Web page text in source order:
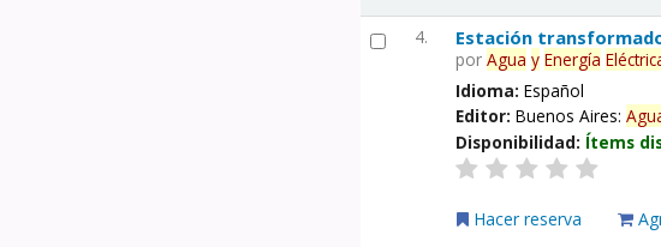
4. Estación
porAgua y Energía
Idioma:Español
Editor:Buenos Aires:
Disponibilidad: Ítems
Hacer reserva